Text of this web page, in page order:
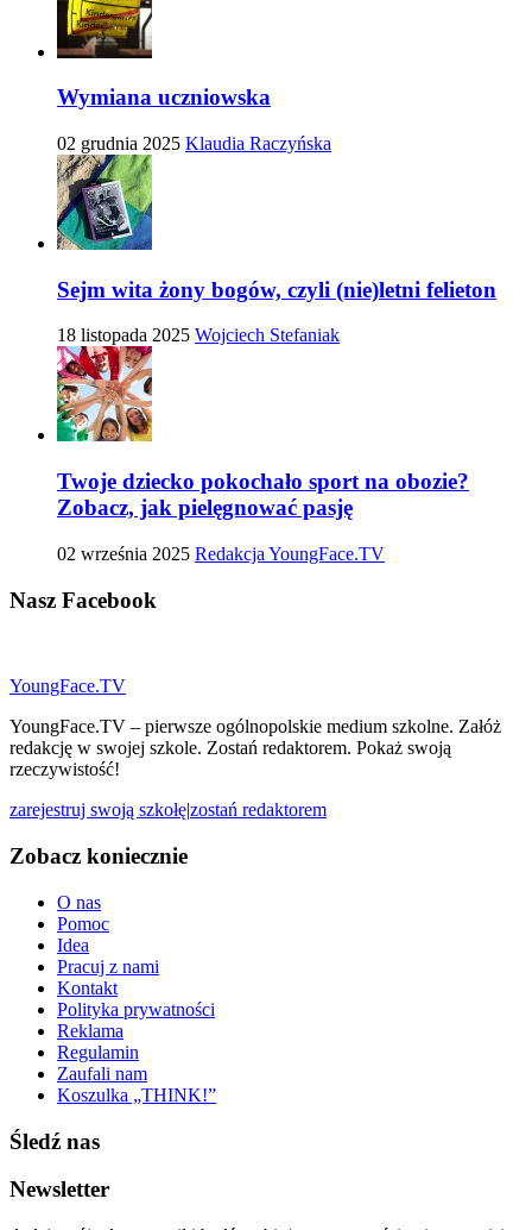
Wymiana uczniowska
02 grudnia 2025 Klaudia Raczyńska
Sejm wita żony bogów, czyli (nie)letni felieton
18 listopada 2025 Wojciech Stefaniak
Twoje dziecko pokochało sport na obozie?
Zobacz, jak pielęgnować pasję
02 września 2025 Redakcja YoungFace.TV
Nasz Facebook
YoungFace.TV
YoungFace.TV – pierwsze ogólnopolskie medium szkolne. Załóż
redakcję w swojej szkole. Zostań redaktorem. Pokaż swoją
rzeczywistość!
zarejestruj swoją szkołę|zostań redaktorem
Zobacz koniecznie
O nas
Pomoc
Idea
Pracuj z nami
Kontakt
Polityka prywatności
Reklama
Regulamin
Zaufali nam
Koszulka „THINK!”
Śledź nas
Newsletter